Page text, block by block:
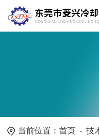
当前位置：首页 -技